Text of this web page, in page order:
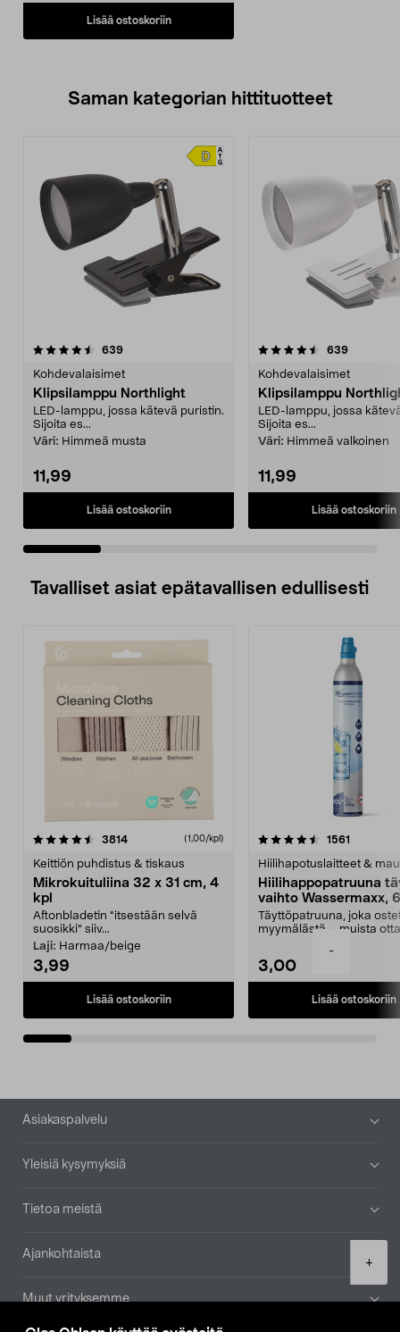
-
+
Lisää ostoskoriin
Saman kategorian hittituotteet
639arvostelut
Kohdevalaisimet
Klipsilamppu Northlight
LED-lamppu, jossa kätevä puristin.
Sijoita es...
Väri: Himmeä musta
11,99
Lisää ostoskoriin
4.5 viidestä
639arvostelut
Kohdevalaisimet
Klipsilamppu
LED-lamppu, jossa
Sijoita es...
Väri: Himmeä valkoinen
11,99
Lisää ostoskoriin
4.0 viidestä
Tavalliset asiat epätavallisen edullisesti
3814arvostelut (1,00/kpl)
Keittiön puhdistus & tiskaus
Mikrokuituliina 32 x 31 cm, 4
kpl
Aftonbladetin "itsestään selvä
suosikki" siiv...
Laji: Harmaa/beige
3,99
Lisää ostoskoriin
4.5viidestä
1561
Hiilihapotuslaitteet &
Hiilihappopatruuna
vaihto Wassermaxx,
Täyttöpatruuna, joka
myymälästä – muista
3,00
Lisää ostoskoriin
4.5viidestä
Alatunniste
Asiakaspalvelu
Yleisiä kysymyksiä
Tietoa meistä
Ajankohtaista
Muut yrityksemme